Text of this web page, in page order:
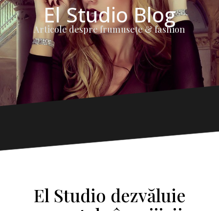
El Studio Blog
Articole despre frumuseţe & fashion
El Studio dezvăluie